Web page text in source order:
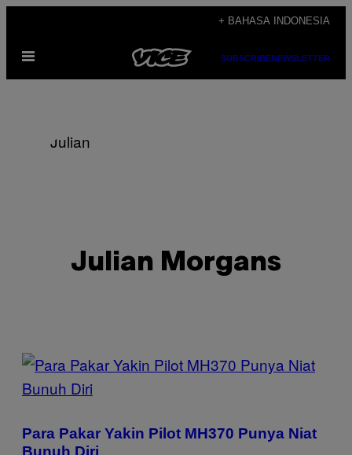
content
+ BAHASA INDONESIA
Open
SUBSCRIBENEWSLETTER
Julian Morgans
POSTS
BY
THIS
Para Pakar Yakin Pilot MH370 Punya Niat
Bunuh Diri